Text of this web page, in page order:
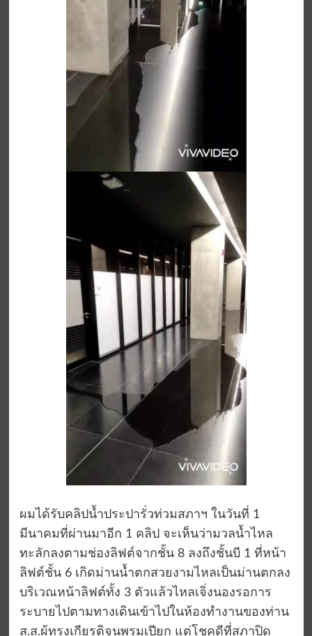
ผมได้รับคลิปน้ำประปารั่วท่วมสภาฯ ในวันที่ 1
มีนาคมที่ผ่านมาอีก 1 คลิป จะเห็นว่ามวลน้ำไหล
ทะลักลงตามช่องลิฟต์จากชั้น 8 ลงถึงชั้นบี 1 ที่หน้า
ลิฟต์ชั้น 6 เกิดม่านน้ำตกสวยงามไหลเป็นม่านตกลง
บริเวณหน้าลิฟต์ทั้ง 3 ตัวแล้วไหลเจิ่งนองรอการ
ระบายไปตามทางเดินเข้าไปในห้องทำงานของท่าน
ส.ส.ผู้ทรงเกียรติจนพรมเปียก แต่โชคดีที่สภาปิด